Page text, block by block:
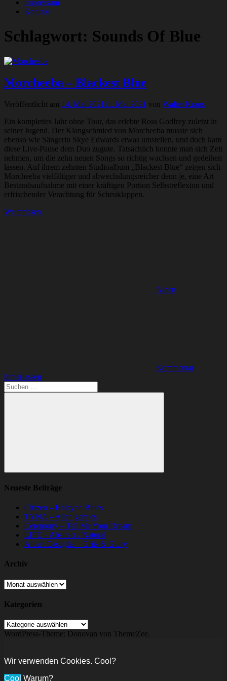
Impressum
Kontakt
Schlagwort: Sounds Of Blue
Morcheeba – Blackest Blue
Veröffentlicht am 14. Mai 202111. Mai 2021 von Walter Kraus
Ein komplettes Jahr ohne Tour, das erlebte Ross Godfrey zuletzt in
seiner Jugend. Der Klangschmied von Morcheeba musste sich
ebenso wie Sängerin Skye Edwards etwas umstellen, und doch kam
diese Live-Pause dem Duo zugute. Tatsächlich konnte man sich Zeit
nehmen, um die zehn neuen Songs so richtig wachsen und gedeihen
lassen. Auf ihrem zehnten Studioalbum „Blackest Blue“ zeigen sich
Morcheeba vielfältiger und abwechslungsreicher denn je, eine Art
Bestandsaufnahme mit einer kräftigen Portion Selbstreflexion und
erfrischender Verachtung für Scheuklappen.
Weiterlesen
Alben
Kommentar
hinterlassen
Suchen
nach:
Suchen
Neueste Beiträge
Citizen – Halcyon Blues
TYNA – Allen geht es
Ceremony – Tell Me Your Dream
LIFE – Abstract / Natural
Albert Castiglia – Grits & Glory
Archiv
Archiv
Kategorien
Kategorien
WordPress-Theme: Donovan von ThemeZee.
Wir verwenden Cookies. Cool?
Cool Warum?